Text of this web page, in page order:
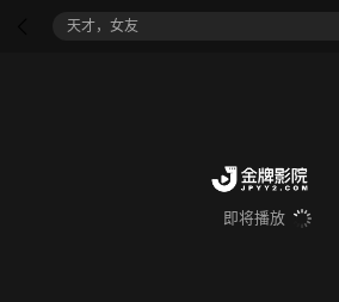
天才，女友
即将播放